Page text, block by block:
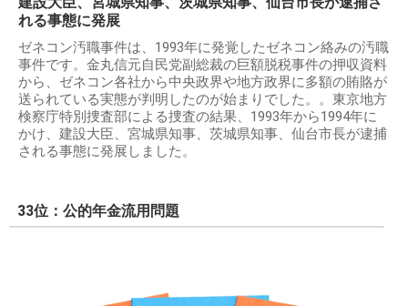
れる事態に発展
ゼネコン汚職事件は、1993年に発覚したゼネコン絡みの汚職
事件です。金丸信元自民党副総裁の巨額脱税事件の押収資料
から、ゼネコン各社から中央政界や地方政界に多額の賄賂が
送られている実態が判明したのが始まりでした。。東京地方
検察庁特別捜査部による捜査の結果、1993年から1994年に
かけ、建設大臣、宮城県知事、茨城県知事、仙台市長が逮捕
される事態に発展しました。
33位：公的年金流用問題